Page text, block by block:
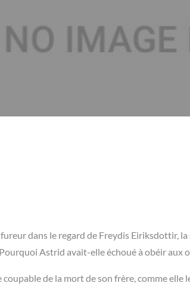
dans le regard de Freydis Eiriksdottir,
Astrid avait-elle échoué à obéir aux
de la mort de son frère, comme elle